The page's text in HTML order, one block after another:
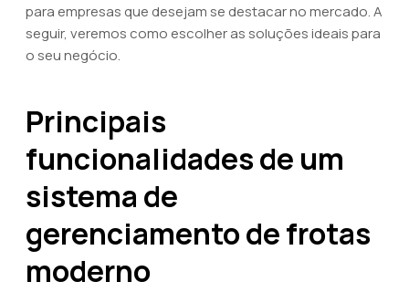
para empresas que desejam se destacar no mercado. A
seguir, veremos como escolher as soluções ideais para
o seu negócio.
Principais
funcionalidades de um
sistema de
gerenciamento de frotas
moderno